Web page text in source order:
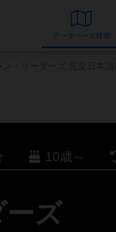
データ
10歳～
ーズ